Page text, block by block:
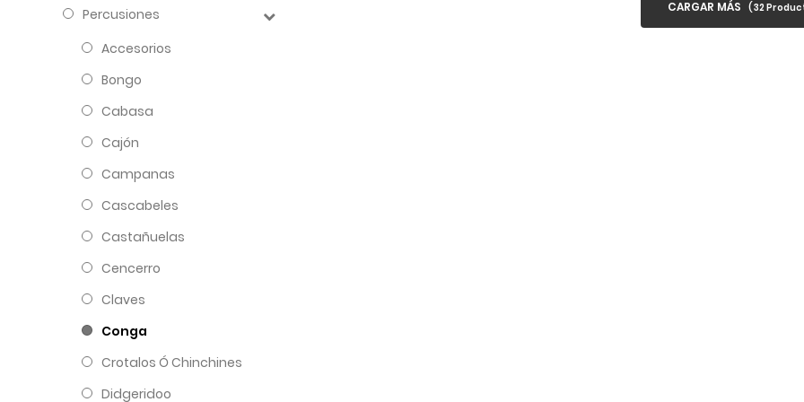
Percusiones
Accesorios
Bongo
Cabasa
Cajón
Campanas
Cascabeles
Castañuelas
Cencerro
Claves
Conga
Crotalos Ó Chinchines
Didgeridoo
CARGAR MÁS (32